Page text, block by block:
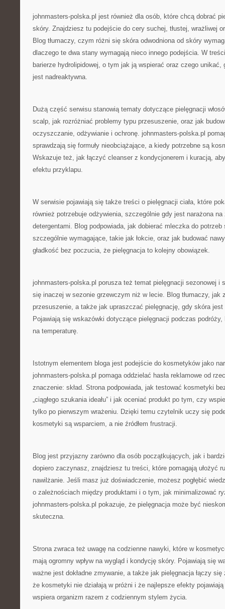
johnmasters-polska.pl jest również dla osób, które chcą dobrać
skóry. Znajdziesz tu podejście do cery suchej, tłustej, wrażliwej
Blog tłumaczy, czym różni się skóra odwodniona od skóry
dlaczego te dwa stany wymagają nieco innego podejścia. W
barierze hydrolipidowej, o tym jak ją wspierać oraz czego unikać,
jest nadreaktywna.
Dużą część serwisu stanowią tematy dotyczące pielęgnacji
scalp, jak rozróżniać problemy typu przesuszenie, oraz jak
oczyszczanie, odżywianie i ochronę. johnmasters-polska.pl
sprawdzają się formuły nieobciążające, a kiedy potrzebne są
Wskazuje też, jak łączyć cleanser z kondycjonerem i kuracją,
efektu przyklapu.
W serwisie pojawiają się także treści o pielęgnacji ciała, które
również potrzebuje odżywienia, szczególnie gdy jest narażona
detergentami. Blog podpowiada, jak dobierać mleczka do
szczególnie wymagające, takie jak łokcie, oraz jak budować
gładkość bez poczucia, że pielęgnacja to kolejny obowiązek.
johnmasters-polska.pl porusza też temat pielęgnacji sezonowej i
się inaczej w sezonie grzewczym niż w lecie. Blog tłumaczy, jak
przesuszenie, a także jak upraszczać pielęgnację, gdy skóra
Pojawiają się wskazówki dotyczące pielęgnacji podczas
na temperaturę.
Istotnym elementem bloga jest podejście do kosmetyków jako
johnmasters-polska.pl pomaga oddzielać hasła reklamowe od
znaczenie: skład. Strona podpowiada, jak testować kosmetyki
„ciągłego szukania ideału” i jak oceniać produkt po tym, czy
tylko po pierwszym wrażeniu. Dzięki temu czytelnik uczy się
kosmetyki są wsparciem, a nie źródłem frustracji.
Blog jest przyjazny zarówno dla osób początkujących, jak i
dopiero zaczynasz, znajdziesz tu treści, które pomagają ułożyć
nawilżanie. Jeśli masz już doświadczenie, możesz pogłębić
o zależnościach między produktami i o tym, jak minimalizować
johnmasters-polska.pl pokazuje, że pielęgnacja może być
skuteczna.
Strona zwraca też uwagę na codzienne nawyki, które w
mają ogromny wpływ na wygląd i kondycję skóry. Pojawiają się
ważne jest dokładne zmywanie, a także jak pielęgnacja łączy
że kosmetyki nie działają w próżni i że najlepsze efekty
wspiera organizm razem z codziennym stylem życia.